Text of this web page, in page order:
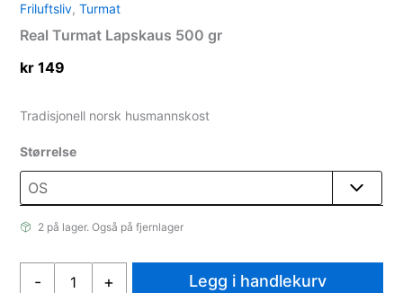
Friluftsliv,Turmat
Real Turmat Lapskaus 500 gr
kr 149
Tradisjonell norsk husmannskost
Størrelse
2 på lager. Også på fjernlager
- + Legg i handlekurv